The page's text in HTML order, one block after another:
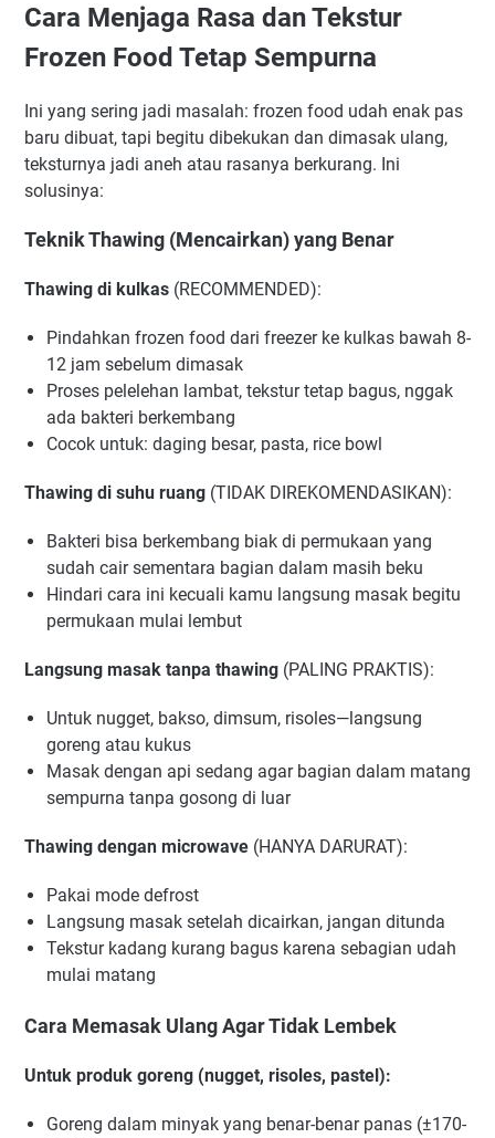
Cara Menjaga Rasa dan Tekstur
Frozen Food Tetap Sempurna
Ini yang sering jadi masalah: frozen food udah enak pas
baru dibuat, tapi begitu dibekukan dan dimasak ulang,
teksturnya jadi aneh atau rasanya berkurang. Ini
solusinya:
Teknik Thawing (Mencairkan) yang Benar
Thawing di kulkas (RECOMMENDED):
Pindahkan frozen food dari freezer ke kulkas bawah 8-
12 jam sebelum dimasak
Proses pelelehan lambat, tekstur tetap bagus, nggak
ada bakteri berkembang
Cocok untuk: daging besar, pasta, rice bowl
Thawing di suhu ruang (TIDAK DIREKOMENDASIKAN):
Bakteri bisa berkembang biak di permukaan yang
sudah cair sementara bagian dalam masih beku
Hindari cara ini kecuali kamu langsung masak begitu
permukaan mulai lembut
Langsung masak tanpa thawing (PALING PRAKTIS):
Untuk nugget, bakso, dimsum, risoles—langsung
goreng atau kukus
Masak dengan api sedang agar bagian dalam matang
sempurna tanpa gosong di luar
Thawing dengan microwave (HANYA DARURAT):
Pakai mode defrost
Langsung masak setelah dicairkan, jangan ditunda
Tekstur kadang kurang bagus karena sebagian udah
mulai matang
Cara Memasak Ulang Agar Tidak Lembek
Untuk produk goreng (nugget, risoles, pastel):
Goreng dalam minyak yang benar-benar panas (±170-